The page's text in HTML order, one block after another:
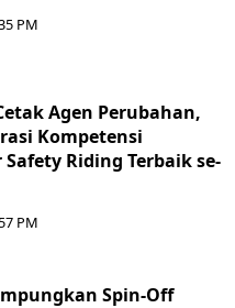
PM
Agen Perubahan,
Kompetensi
Riding Terbaik se-
PM
Spin-Off